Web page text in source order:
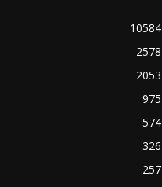
10584
2578
2053
975
574
326
257